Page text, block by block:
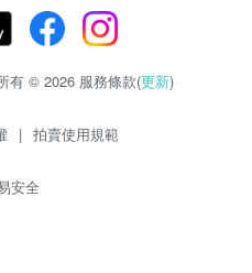
有 © 2026 服務條款(更新)
| 拍賣使用規範
安全